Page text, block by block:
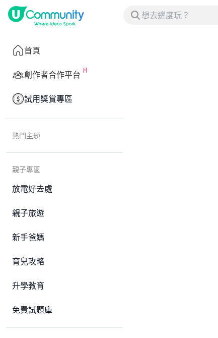
首頁
創作者合作平台
試用獎賞專區
熱門主題
親子專區
放電好去處
親子旅遊
新手爸媽
育兒攻略
升學教育
免費試題庫